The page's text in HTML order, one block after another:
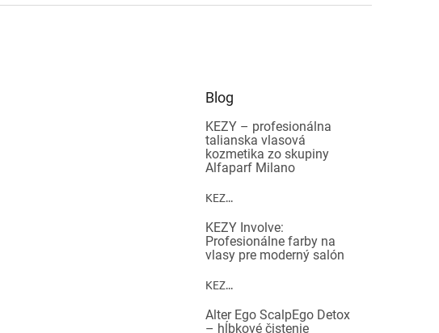
Blog
KEZY – profesionálna
talianska vlasová
kozmetika zo skupiny
Alfaparf Milano
KEZ...
KEZY Involve:
Profesionálne farby na
vlasy pre moderný salón
KEZ...
Alter Ego ScalpEgo Detox
– hĺbkové čistenie